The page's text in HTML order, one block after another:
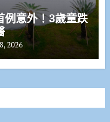
例意外！3歲童跌
2026